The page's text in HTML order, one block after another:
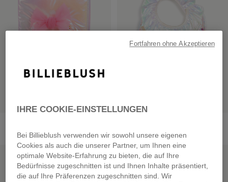
€ 25,00
€ 19,00
SALE
IHRE COOKIE-EINSTELLUNGEN
Bei Billieblush verwenden wir sowohl unsere eigenen
Cookies als auch die unserer Partner, um Ihnen eine
optimale Website-Erfahrung zu bieten, die auf Ihre
Bedürfnisse zugeschnitten ist und Ihnen Inhalte präsentiert,
die auf Ihre Präferenzen zugeschnitten sind. Wir
Fortfahren ohne Akzeptieren